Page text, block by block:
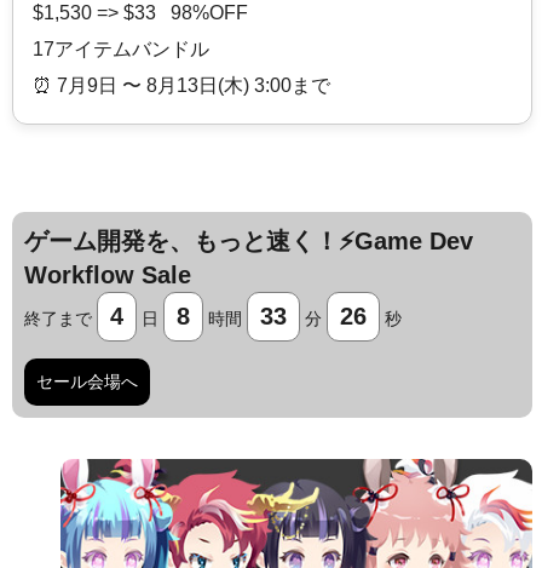
$1,530 => $33 98%OFF
17アイテムバンドル
⏰️ 7月9日 〜 8月13日(木) 3:00まで
ゲーム開発を、もっと速く！⚡️Game Dev
Workflow Sale
終了まで 4 日 8 時間 33 分 25 秒
セール会場へ